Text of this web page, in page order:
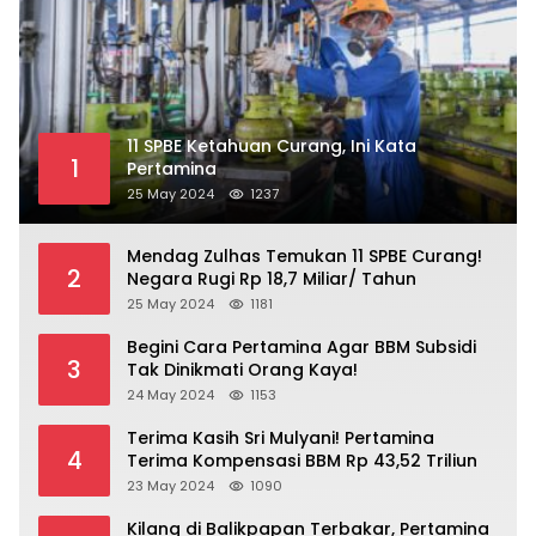
1
11 SPBE Ketahuan Curang, Ini Kata
Pertamina
25 May 2024 1237
2
Mendag Zulhas Temukan 11 SPBE Curang!
Negara Rugi Rp 18,7 Miliar/ Tahun
25 May 2024 1181
3
Begini Cara Pertamina Agar BBM Subsidi
Tak Dinikmati Orang Kaya!
24 May 2024 1153
4
Terima Kasih Sri Mulyani! Pertamina
Terima Kompensasi BBM Rp 43,52 Triliun
23 May 2024 1090
Kilang di Balikpapan Terbakar, Pertamina